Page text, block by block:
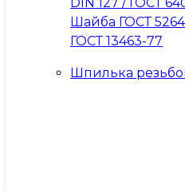
Шайба ГОСТ
ГОСТ 13463-77
Шпилька